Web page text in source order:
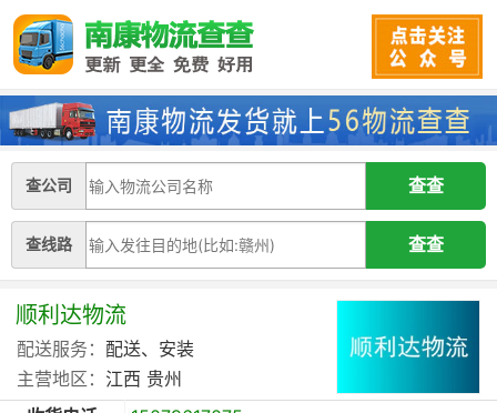
查公司
查线路
顺利达物流
配送服务： 配送、安装
主营地区： 江西 贵州